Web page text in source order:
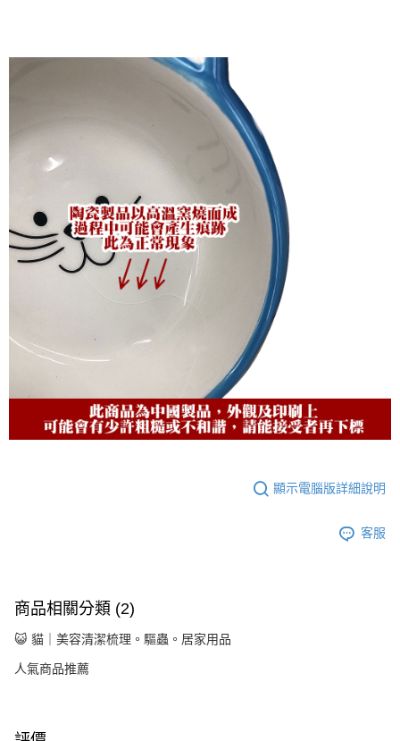
顯示電腦版詳細說明
客服
商品相關分類 (2)
😺 貓｜美容清潔梳理。驅蟲。居家用品
人氣商品推薦